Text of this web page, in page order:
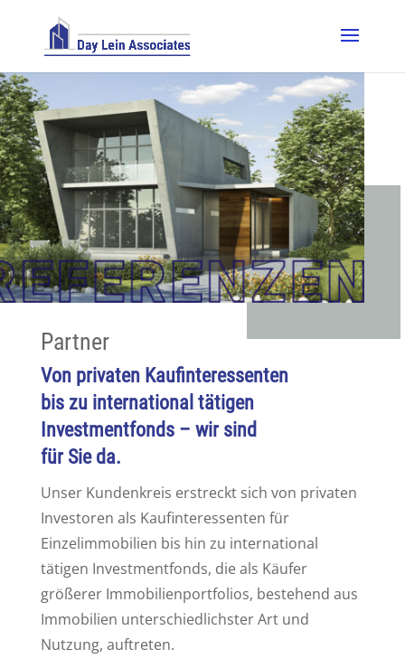
Partner
Von privaten Kaufinteressenten
bis zu international tätigen
Investmentfonds – wir sind
für Sie da.
Unser Kundenkreis erstreckt sich von privaten
Investoren als Kaufinteressenten für
Einzelimmobilien bis hin zu international
tätigen Investmentfonds, die als Käufer
größerer Immobilienportfolios, bestehend aus
Immobilien unterschiedlichster Art und
Nutzung, auftreten.